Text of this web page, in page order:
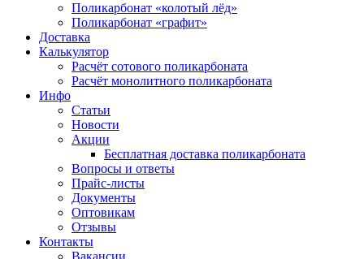
Поликарбонат «колотый лёд»
Поликарбонат «графит»
Доставка
Калькулятор
Расчёт сотового поликарбоната
Расчёт монолитного поликарбоната
Инфо
Статьи
Новости
Акции
Бесплатная доставка поликарбоната
Вопросы и ответы
Прайс-листы
Документы
Оптовикам
Отзывы
Контакты